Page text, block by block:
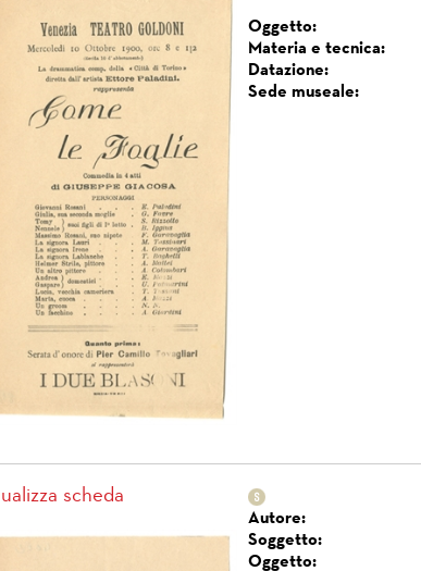
Oggetto:
Materia e tecnica:
Datazione:
Sede museale:
scheda
Autore:
Soggetto:
Oggetto: